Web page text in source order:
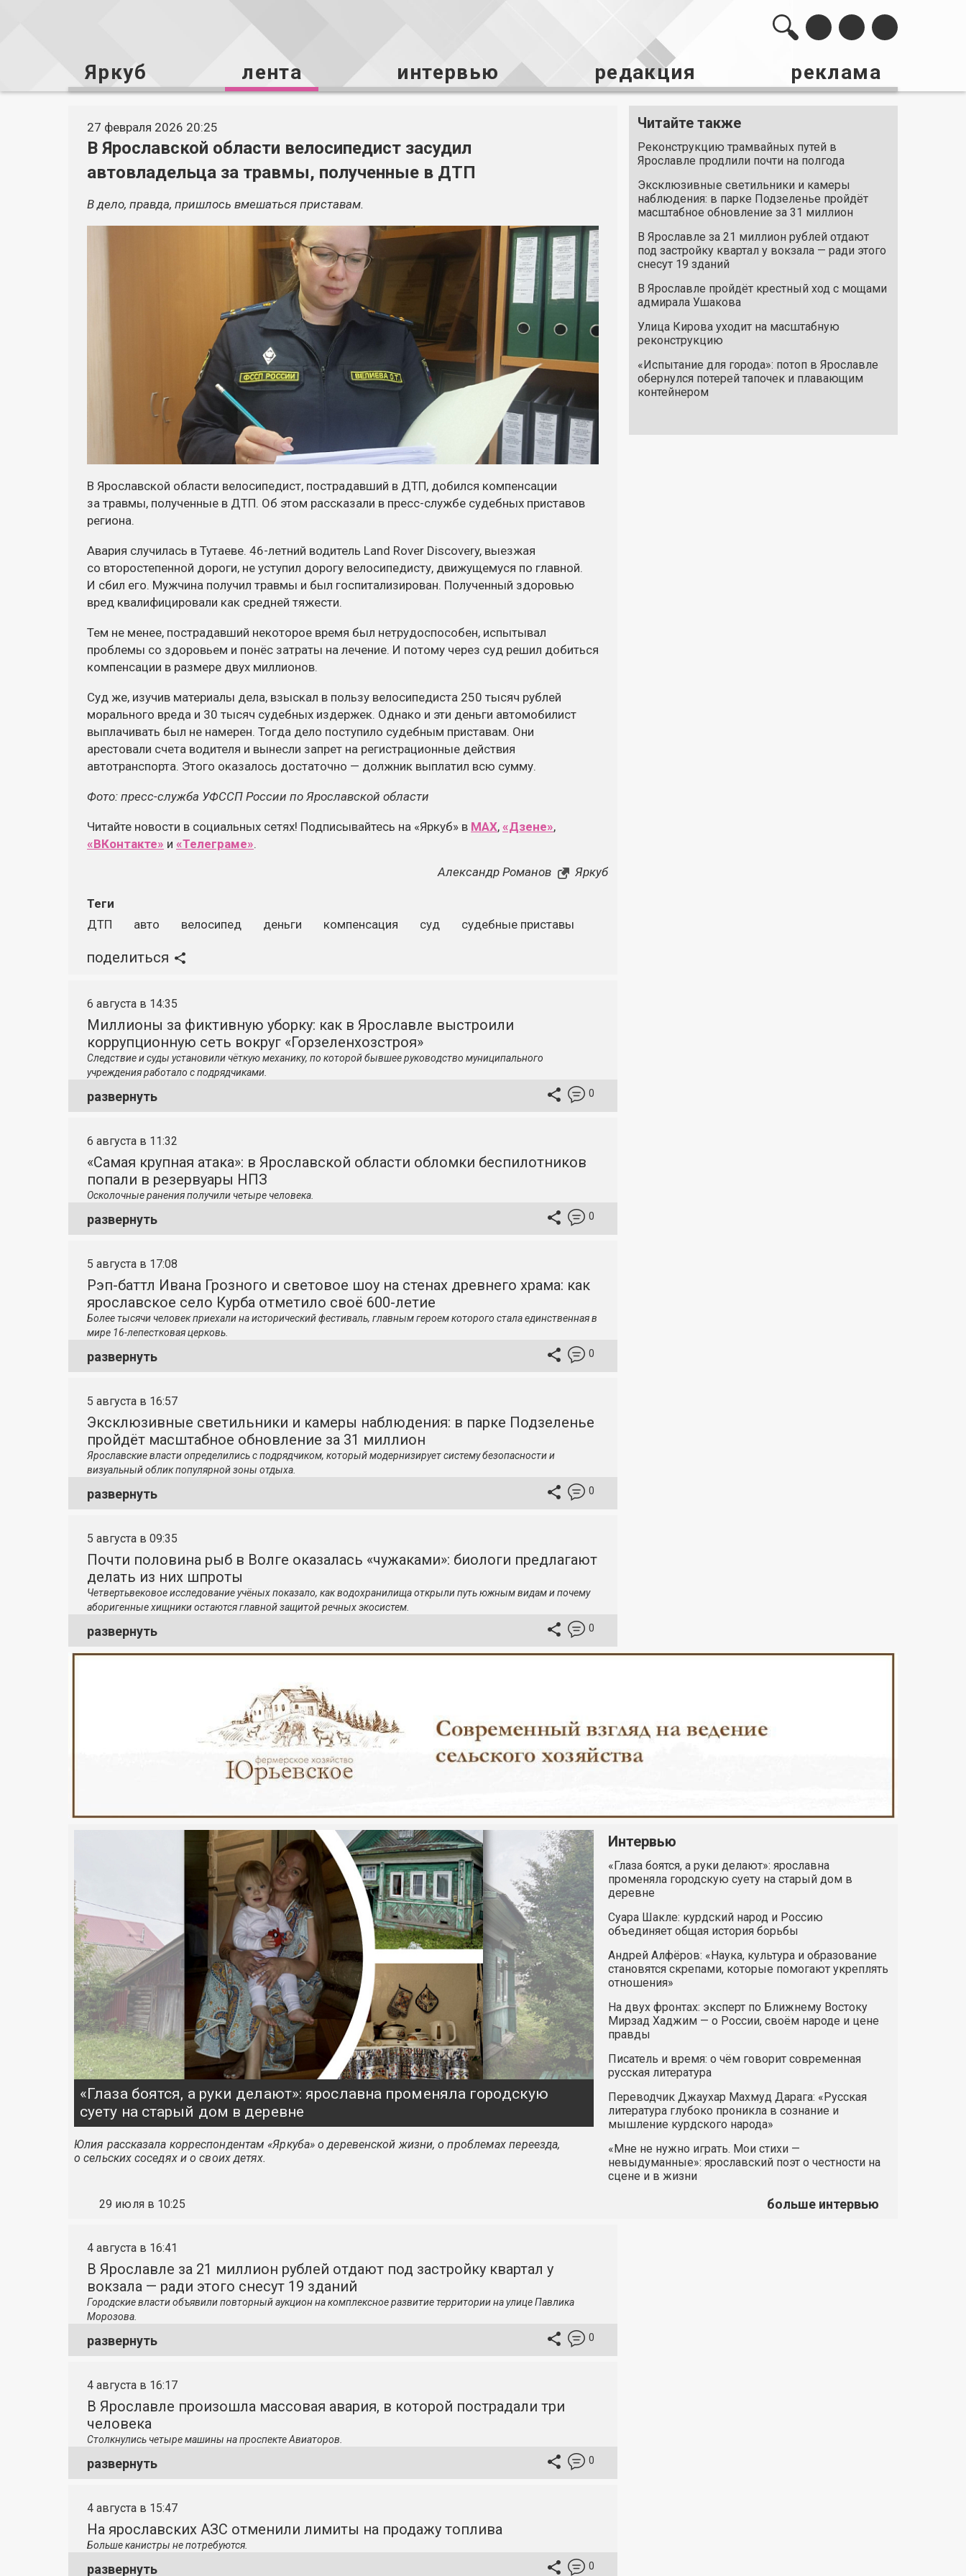
Яркуб лента интервью редакция реклама
27 февраля 2026 20:25
В Ярославской области велосипедист засудил
автовладельца за травмы, полученные в ДТП
В дело, правда, пришлось вмешаться приставам.
В Ярославской области велосипедист, пострадавший в ДТП, добился компенсации
за травмы, полученные в ДТП. Об этом рассказали в пресс-службе судебных приставов
региона.
Авария случилась в Тутаеве. 46-летний водитель Land Rover Discovery, выезжая
со второстепенной дороги, не уступил дорогу велосипедисту, движущемуся по главной.
И сбил его. Мужчина получил травмы и был госпитализирован. Полученный здоровью
вред квалифицировали как средней тяжести.
Тем не менее, пострадавший некоторое время был нетрудоспособен, испытывал
проблемы со здоровьем и понёс затраты на лечение. И потому через суд решил добиться
компенсации в размере двух миллионов.
Суд же, изучив материалы дела, взыскал в пользу велосипедиста 250 тысяч рублей
морального вреда и 30 тысяч судебных издержек. Однако и эти деньги автомобилист
выплачивать был не намерен. Тогда дело поступило судебным приставам. Они
арестовали счета водителя и вынесли запрет на регистрационные действия
автотранспорта. Этого оказалось достаточно — должник выплатил всю сумму.
Фото: пресс-служба УФССП России по Ярославской области
Читайте новости в социальных сетях! Подписывайтесь на «Яркуб» в MAX, «Дзене»,
«ВКонтакте» и «Телеграме».
Александр Романов
Яркуб
Теги
ДТП
авто велосипед деньги компенсация суд судебные приставы
поделиться
Читайте также
Реконструкцию трамвайных путей в
Ярославле продлили почти на полгода
Эксклюзивные светильники и камеры
наблюдения: в парке Подзеленье пройдёт
масштабное обновление за 31 миллион
В Ярославле за 21 миллион рублей отдают
под застройку квартал у вокзала — ради этого
снесут 19 зданий
В Ярославле пройдёт крестный ход с мощами
адмирала Ушакова
Улица Кирова уходит на масштабную
реконструкцию
«Испытание для города»: потоп в Ярославле
обернулся потерей тапочек и плавающим
контейнером
6 августа в 14:35
Миллионы за фиктивную уборку: как в Ярославле выстроили
коррупционную сеть вокруг «Горзеленхозстроя»
Следствие и суды установили чёткую механику, по которой бывшее руководство муниципального
учреждения работало с подрядчиками.
развернуть 0
6 августа в 11:32
«Самая крупная атака»: в Ярославской области обломки беспилотников
попали в резервуары НПЗ
Осколочные ранения получили четыре человека.
развернуть 0
5 августа в 17:08
Рэп-баттл Ивана Грозного и световое шоу на стенах древнего храма: как
ярославское село Курба отметило своё 600-летие
Более тысячи человек приехали на исторический фестиваль, главным героем которого стала единственная в
мире 16-лепестковая церковь.
развернуть 0
5 августа в 16:57
Эксклюзивные светильники и камеры наблюдения: в парке Подзеленье
пройдёт масштабное обновление за 31 миллион
Ярославские власти определились с подрядчиком, который модернизирует систему безопасности и
визуальный облик популярной зоны отдыха.
развернуть 0
5 августа в 09:35
Почти половина рыб в Волге оказалась «чужаками»: биологи предлагают
делать из них шпроты
Четвертьвековое исследование учёных показало, как водохранилища открыли путь южным видам и почему
аборигенные хищники остаются главной защитой речных экосистем.
развернуть 0
«Глаза боятся, а руки делают»: ярославна променяла городскую
суету на старый дом в деревне
Юлия рассказала корреспондентам «Яркуба» о деревенской жизни, о проблемах переезда,
о сельских соседях и о своих детях.
29 июля в 10:25
Интервью
«Глаза боятся, а руки делают»: ярославна
променяла городскую суету на старый дом в
деревне
Суара Шакле: курдский народ и Россию
объединяет общая история борьбы
Андрей Алфёров: «Наука, культура и образование
становятся скрепами, которые помогают укреплять
отношения»
На двух фронтах: эксперт по Ближнему Востоку
Мирзад Хаджим — о России, своём народе и цене
правды
Писатель и время: о чём говорит современная
русская литература
Переводчик Джаухар Махмуд Дарага: «Русская
литература глубоко проникла в сознание и
мышление курдского народа»
«Мне не нужно играть. Мои стихи —
невыдуманные»: ярославский поэт о честности на
сцене и в жизни
больше интервью
4 августа в 16:41
В Ярославле за 21 миллион рублей отдают под застройку квартал у
вокзала — ради этого снесут 19 зданий
Городские власти объявили повторный аукцион на комплексное развитие территории на улице Павлика
Морозова.
развернуть 0
4 августа в 16:17
В Ярославле произошла массовая авария, в которой пострадали три
человека
Столкнулись четыре машины на проспекте Авиаторов.
развернуть 0
4 августа в 15:47
На ярославских АЗС отменили лимиты на продажу топлива
Больше канистры не потребуются.
развернуть 0